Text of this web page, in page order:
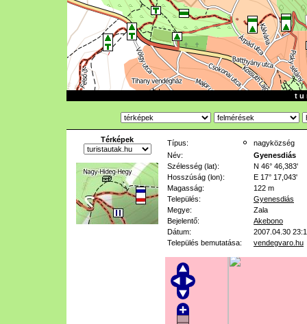
t u
Térképek Típus:
nagyközség
Név:
Gyenesdiás
Szélesség (lat):
N 46° 46,383'
Hosszúság (lon):
E 17° 17,043'
Magasság:
122 m
Település:
Gyenesdiás
Megye:
Zala
Bejelentő:
Akebono
Dátum:
2007.04.30
Település bemutatása:
vendegvaro.hu